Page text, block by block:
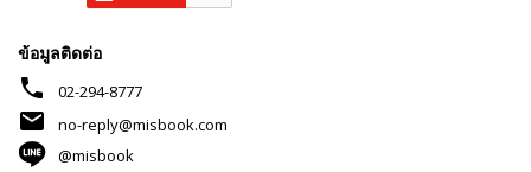
ข้อมูลติดต่อ
phone 02-294-8777
mail
no-reply@misbook.com
@misbook